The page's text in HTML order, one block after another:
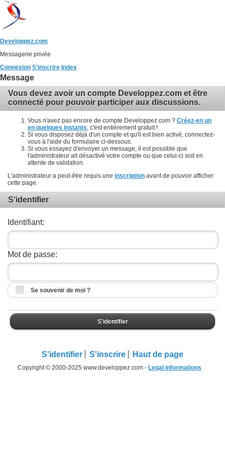
Developpez.com
Messagerie privée
Connexion S'inscrire Index
Message
Vous devez avoir un compte Developpez.com et être
connecté pour pouvoir participer aux discussions.
Vous n'avez pas encore de compte Developpez.com ? Créez-en un
en quelques instants , c'est entièrement gratuit !
Si vous disposez déjà d'un compte et qu'il est bien activé, connectez-
vous à l'aide du formulaire ci-dessous.
Si vous essayez d'envoyer un message, il est possible que
l'administrateur ait désactivé votre compte ou que celui-ci soit en
attente de validation.
L'administrateur a peut-être requis une inscription avant de pouvoir afficher
cette page.
S'identifier
Identifiant:
Mot de passe:
Se souvenir de moi ?
S'identifier
S'identifier S'inscrire Haut de page
Copyright © 2000-2025 www.developpez.com - Legal informations